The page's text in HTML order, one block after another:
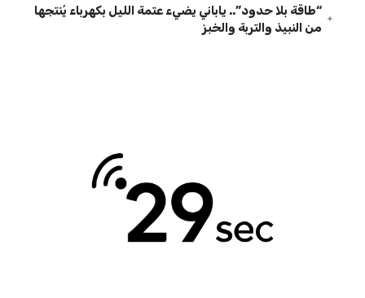
“طاقة بلا حدود”.. ياباني يضيء عتمة الليل بكهرباء يُنتجها
من النبيذ والتربة والخبز